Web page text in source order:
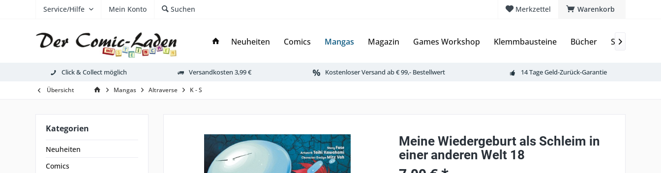
Warenkorb
Merkzettel
Service/Hilfe Mein Konto Suchen
Neuheiten Comics Mangas Magazin Games Workshop Klemmbausteine Bücher 
Click & Collect möglich Versandkosten 3,99 € Kostenloser Versand ab € 99,- Bestellwert 14 Tage Geld-Zurück-Garantie
Übersicht Mangas Altraverse K - S
Kategorien
Neuheiten
Comics
Meine Wiedergeburt als Schleim in
einer anderen Welt 18